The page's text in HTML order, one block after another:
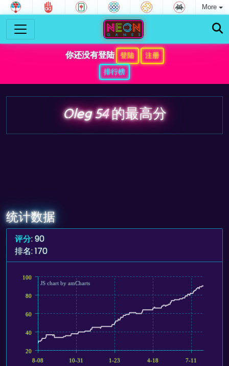
More
你还没有登陆 登陆
注册
排行榜
Oleg 54的最高分
统计数据
评分: 90
排名: 170
8-08 10-31 1-23 4-18 7-11
20
40
60
80
100
JS chart by amCharts